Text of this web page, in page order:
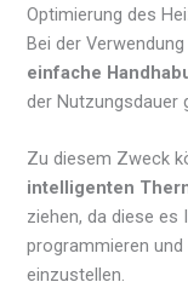
Optimierung des
Bei der
einfache
der Nutzungsdauer
Zu diesem Zweck
intelligenten
ziehen, da diese es
programmieren
einzustellen.